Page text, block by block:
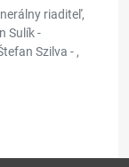
riaditeľ,
Sulík -
Szilva - ,